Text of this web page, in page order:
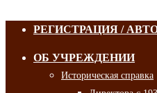
РЕГИСТРАЦИЯ /
ОБ УЧРЕЖДЕНИИ
Историческая справка